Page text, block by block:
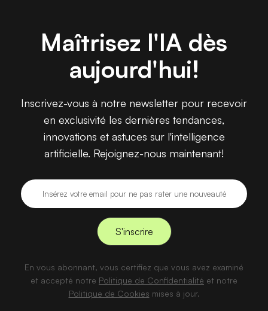
Maîtrisez l'IA dès
aujourd'hui!
Inscrivez-vous à notre newsletter pour recevoir
en exclusivité les dernières tendances,
innovations et astuces sur l'intelligence
artificielle. Rejoignez-nous maintenant!
En vous abonnant, vous certifiez que vous avez examiné
et accepté notre Politique de Confidentialité et notre
Politique de Cookies mises à jour.